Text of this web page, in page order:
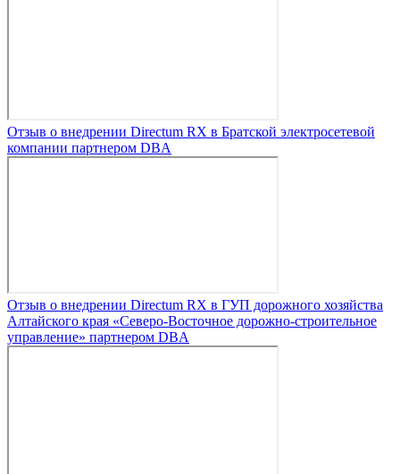
Отзыв о внедрении Directum RX в Братской электросетевой
компании партнером DBA
Отзыв о внедрении Directum RX в ГУП дорожного хозяйства
Алтайского края «Северо-Восточное дорожно-строительное
управление» партнером DBA